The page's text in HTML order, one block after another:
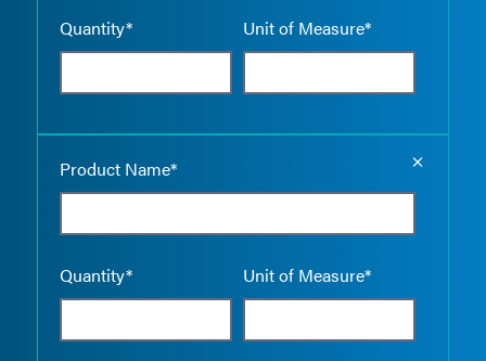
Quantity* Unit of Measure*
Product Name*
Quantity* Unit of Measure*